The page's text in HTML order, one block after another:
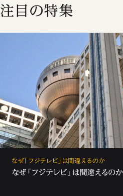
注目の特集
なぜ「フジテレビ」は間違えるのか
なぜ「フジテレビ」は間違えるのか